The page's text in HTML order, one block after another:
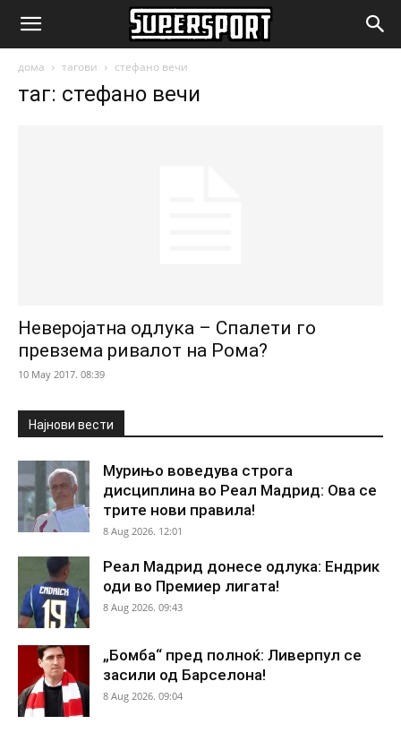
SuperSport.mk
дома тагови стефано вечи
таг: стефано вечи
Неверојатна одлука – Спалети го
превзема ривалот на Рома?
10 May 2017. 08:39
Најнови вести
Мурињо воведува строга
дисциплина во Реал Мадрид: Ова се
трите нови правила!
8 Aug 2026. 12:01
Реал Мадрид донесе одлука: Ендрик
оди во Премиер лигата!
8 Aug 2026. 09:43
„Бомба“ пред полноќ: Ливерпул се
засили од Барселона!
8 Aug 2026. 09:04